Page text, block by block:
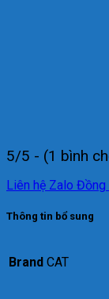
5/5 - (1 bình
Liên hệ Zalo Đồng
Thông tin bổ sung
Brand CAT